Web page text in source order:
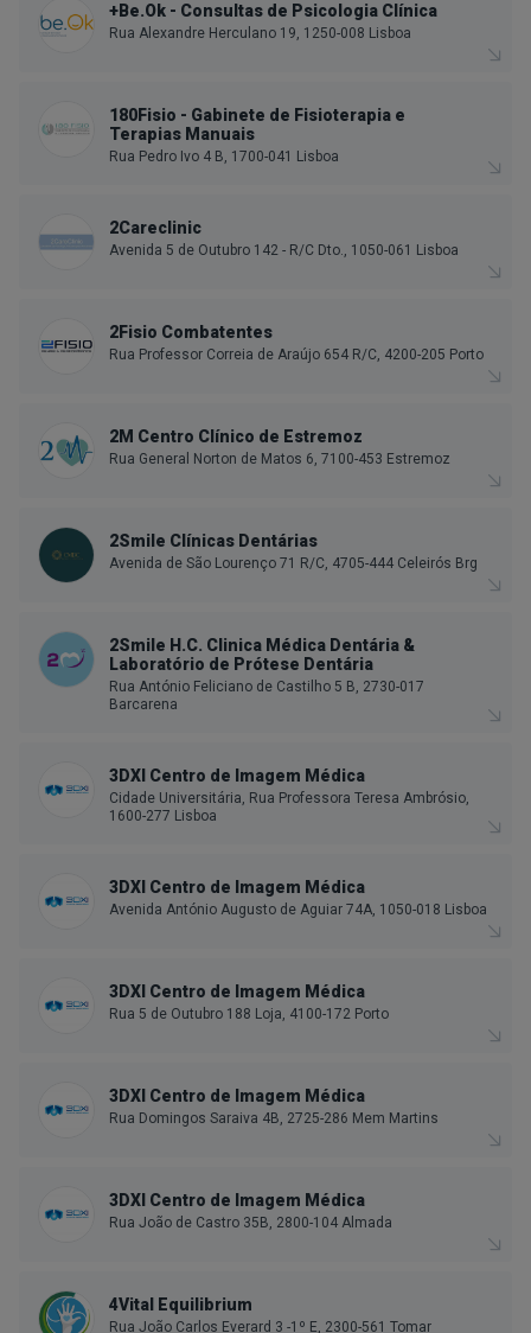
+Be.Ok - Consultas de Psicologia Clínica
Rua Alexandre Herculano 19, 1250-008 Lisboa
180Fisio - Gabinete de Fisioterapia e
Terapias Manuais
Rua Pedro Ivo 4 B, 1700-041 Lisboa
2Careclinic
Avenida 5 de Outubro 142 - R/C Dto., 1050-061 Lisboa
2Fisio Combatentes
Rua Professor Correia de Araújo 654 R/C, 4200-205 Porto
2M Centro Clínico de Estremoz
Rua General Norton de Matos 6, 7100-453 Estremoz
2Smile Clínicas Dentárias
Avenida de São Lourenço 71 R/C, 4705-444 Celeirós Brg
2Smile H.C. Clinica Médica Dentária &
Laboratório de Prótese Dentária
Rua António Feliciano de Castilho 5 B, 2730-017
Barcarena
3DXI Centro de Imagem Médica
Cidade Universitária, Rua Professora Teresa Ambrósio,
1600-277 Lisboa
3DXI Centro de Imagem Médica
Avenida António Augusto de Aguiar 74A, 1050-018 Lisboa
3DXI Centro de Imagem Médica
Rua 5 de Outubro 188 Loja, 4100-172 Porto
3DXI Centro de Imagem Médica
Rua Domingos Saraiva 4B, 2725-286 Mem Martins
3DXI Centro de Imagem Médica
Rua João de Castro 35B, 2800-104 Almada
4Vital Equilibrium
Rua João Carlos Everard 3 -1º E, 2300-561 Tomar